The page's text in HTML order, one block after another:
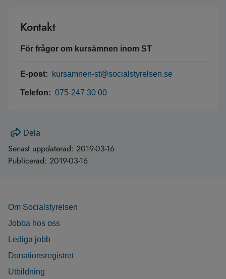
Kontakt
För frågor om kursämnen inom ST
E-post: kursamnen-st@socialstyrelsen.se
Telefon: 075-247 30 00
Dela
Senast uppdaterad: 2019-03-16
Publicerad: 2019-03-16
Om Socialstyrelsen
Jobba hos oss
Lediga jobb
Donationsregistret
Utbildning